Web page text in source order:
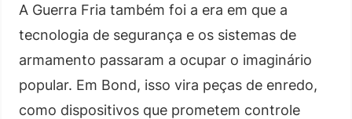
A Guerra Fria também foi a era em que a
tecnologia de segurança e os sistemas de
armamento passaram a ocupar o imaginário
popular. Em Bond, isso vira peças de enredo,
como dispositivos que prometem controle